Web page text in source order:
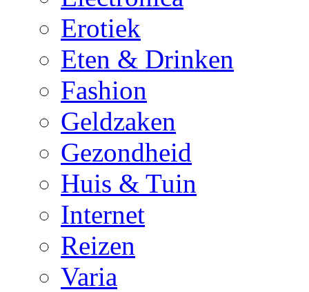
Erotiek
Eten & Drinken
Fashion
Geldzaken
Gezondheid
Huis & Tuin
Internet
Reizen
Varia